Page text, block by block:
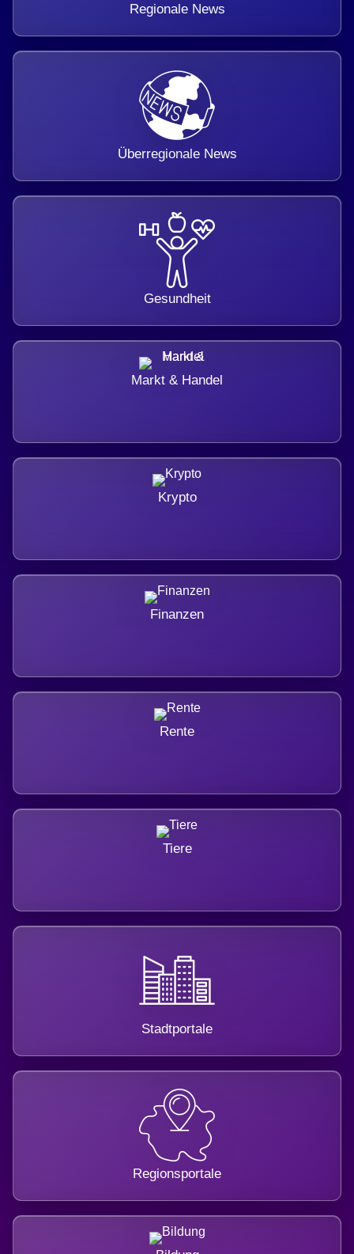
Regionale News
Überregionale News
Gesundheit
Markt & Handel
Krypto
Finanzen
Rente
Tiere
Stadtportale
Regionsportale